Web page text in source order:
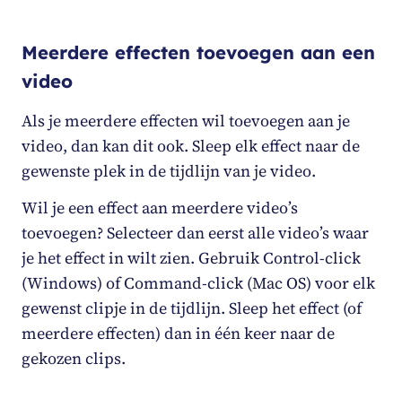
Meerdere effecten toevoegen aan een
video
Als je meerdere effecten wil toevoegen aan je
video, dan kan dit ook. Sleep elk effect naar de
gewenste plek in de tijdlijn van je video.
Wil je een effect aan meerdere video’s
toevoegen? Selecteer dan eerst alle video’s waar
je het effect in wilt zien. Gebruik Control-click
(Windows) of Command-click (Mac OS) voor elk
gewenst clipje in de tijdlijn. Sleep het effect (of
meerdere effecten) dan in één keer naar de
gekozen clips.